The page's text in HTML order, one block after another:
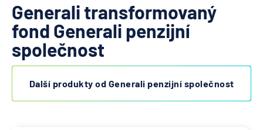
Generali transformovaný
fond Generali penzijní
společnost
Další produkty od Generali penzijní společnost